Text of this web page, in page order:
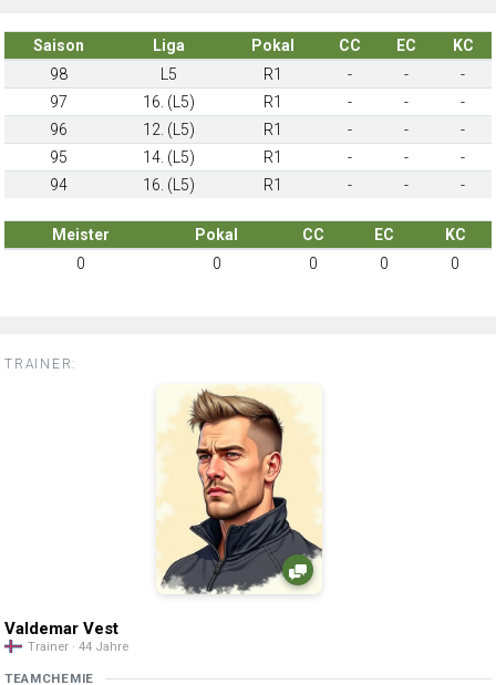
Saison Liga Pokal CC EC
KC
98
L5 R1 - -
-
97
16. (L5) R1 - -
-
96
12. (L5) R1 - -
-
95
14. (L5) R1 - -
-
94
16. (L5) R1 - - -
Meister Pokal CC EC
KC
0
0 0 0 0
TRAINER:
Valdemar Vest
Trainer · 44 Jahre
TEAMCHEMIE